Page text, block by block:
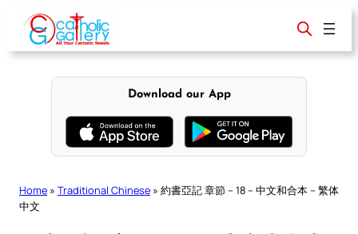
content
Download our App
Home » Traditional Chinese » 約書亞記 章節 – 18 – 中文和合本 – 繁体
中文